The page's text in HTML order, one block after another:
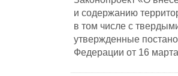
и содержанию
в том числе с
утвержденные
Федерации от 16